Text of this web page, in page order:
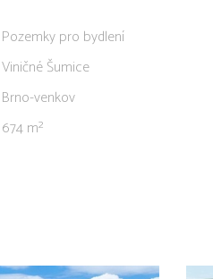
Pozemky pro bydlení
Viničné Šumice
Brno-venkov
674 m²